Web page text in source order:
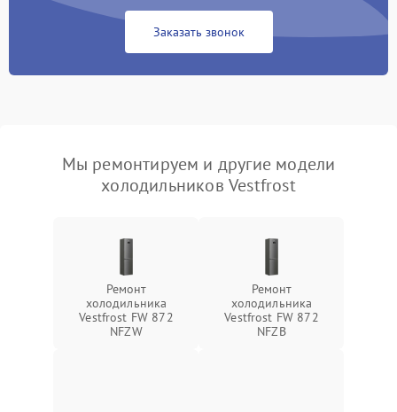
Заказать звонок
Мы ремонтируем и другие модели
холодильников Vestfrost
Ремонт
холодильника
Vestfrost FW 872
NFZW
Ремонт
холодильника
Vestfrost FW 872
NFZВ